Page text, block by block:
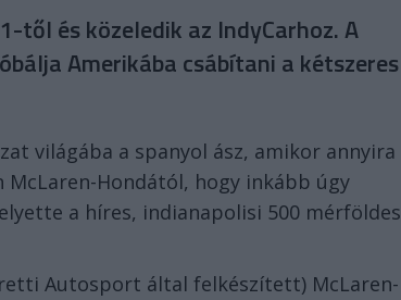
től és közeledik az IndyCarhoz. A
Amerikába csábítani a kétszeres
világába a spanyol ász, amikor annyira
Hondától, hogy inkább úgy
a híres, indianapolisi 500 mérföldes
Autosport által felkészített) McLaren-